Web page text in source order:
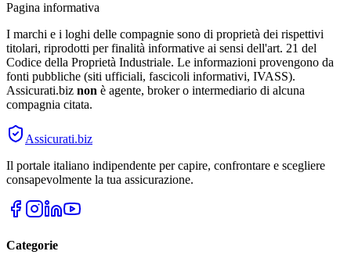
Pagina informativa
I marchi e i loghi delle compagnie sono di proprietà dei rispettivi
titolari, riprodotti per finalità informative ai sensi dell'art. 21 del
Codice della Proprietà Industriale. Le informazioni provengono da
fonti pubbliche (siti ufficiali, fascicoli informativi, IVASS).
Assicurati.biz non è agente, broker o intermediario di alcuna
compagnia citata.
Assicurati.biz
Il portale italiano indipendente per capire, confrontare e scegliere
consapevolmente la tua assicurazione.
Categorie